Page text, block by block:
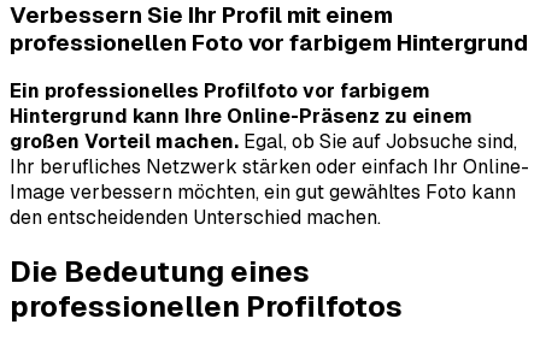
Verbessern Sie Ihr Profil mit einem
professionellen Foto vor farbigem Hintergrund
Ein professionelles Profilfoto vor farbigem
Hintergrund kann Ihre Online-Präsenz zu einem
großen Vorteil machen. Egal, ob Sie auf Jobsuche sind,
Ihr berufliches Netzwerk stärken oder einfach Ihr Online-
Image verbessern möchten, ein gut gewähltes Foto kann
den entscheidenden Unterschied machen.
Die Bedeutung eines
professionellen Profilfotos